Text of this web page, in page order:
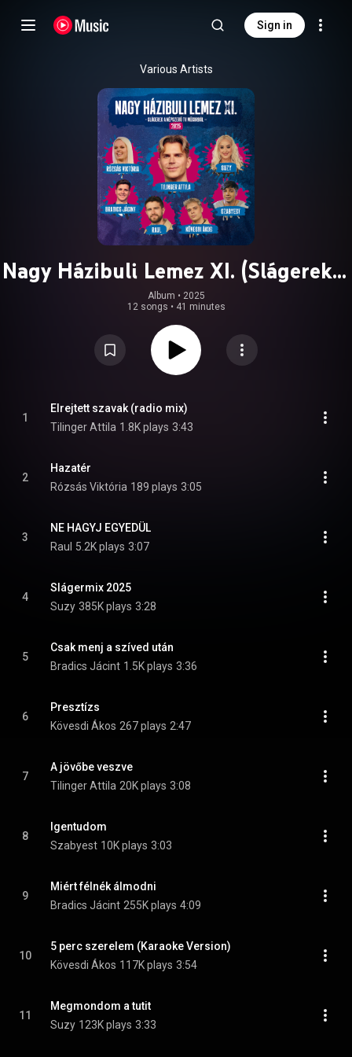
Sign in
Various Artists
Nagy Házibuli Lemez XI. (Slágerek a
népszerű tv műsorból)
Album • 2025
12 songs • 41 minutes
1
Elrejtett szavak (radio mix)
Tilinger Attila 1.8K plays 3:43
2
Hazatér
Rózsás Viktória 189 plays 3:05
3
NE HAGYJ EGYEDÜL
Raul 5.2K plays 3:07
4
Slágermix 2025
Suzy 385K plays 3:28
5
Csak menj a szíved után
Bradics Jácint 1.5K plays 3:36
6
Presztízs
Kövesdi Ákos 267 plays 2:47
7
A jövőbe veszve
Tilinger Attila 20K plays 3:08
8
Igentudom
Szabyest 10K plays 3:03
9
Miért félnék álmodni
Bradics Jácint 255K plays 4:09
10
5 perc szerelem (Karaoke Version)
Kövesdi Ákos 117K plays 3:54
11
Megmondom a tutit
Suzy 123K plays 3:33